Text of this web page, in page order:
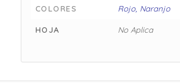
COLORES Rojo, Naranjo
HOJA No Aplica